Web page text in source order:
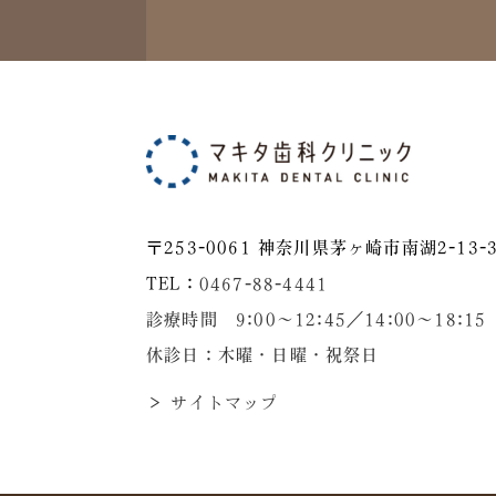
〒253-0061 神奈川県茅ヶ崎市南湖2-13-
TEL： 0467-88-4441
診療時間 9:00～12:45／14:00〜18:15
休診日：木曜・日曜・祝祭日
＞ サイトマップ